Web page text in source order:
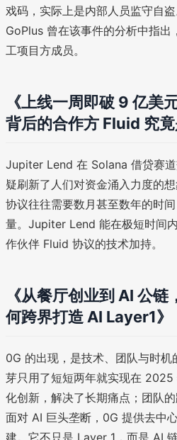
戏码，实际上是内部人员监守自
GoPlus 曾在该事件的分析中指
工项目方成员。
《上线一周即破 9 亿
背后的合作方 Fluid 究竟
Jupiter Lend 在 Solana 借贷赛
疑刷新了人们对资金涌入力度的
协议往往需要数月甚至数年的时
量。Jupiter Lend 能在极短时间
作伙伴 Fluid 协议的技术加持。
《从餐厅创业到 AI 公
何跨界打造 AI Layer1》
0G 的出现，是技术、团队与时
芽只用了短短两年就实现在
化创新，解决了长期痛点；团队
面对 AI 巨头垄断，0G 提供去中
建。它不只是 Layer 1，而是 AI 链